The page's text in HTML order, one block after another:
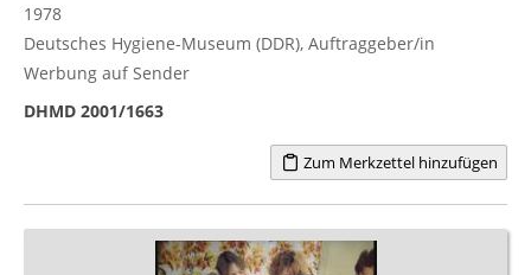
1978
Deutsches Hygiene-Museum (DDR), Auftraggeber/in
Werbung auf Sender
DHMD 2001/1663
Zum Merkzettel hinzufügen